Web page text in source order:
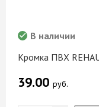
Кромка ПВХ
В наличии
39.00 руб.